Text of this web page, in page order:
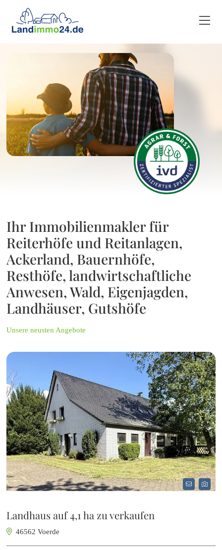
Ihr Immobilienmakler für
Reiterhöfe und Reitanlagen,
Ackerland, Bauernhöfe,
Resthöfe, landwirtschaftliche
Anwesen, Wald, Eigenjagden,
Landhäuser, Gutshöfe
Unsere neusten Angebote
Landhaus auf 4,1 ha zu verkaufen
46562 Voerde